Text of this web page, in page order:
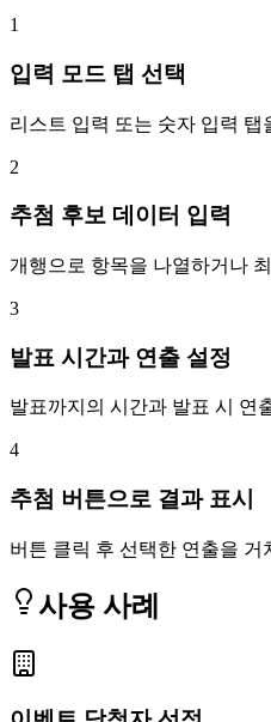
1
입력 모드 탭 선택
리스트 입력 또는 숫자 입력 탭
2
추첨 후보 데이터 입력
개행으로 항목을 나열하거나
3
발표 시간과 연출 설정
발표까지의 시간과 발표 시 연
4
추첨 버튼으로 결과 표시
버튼 클릭 후 선택한 연출을 거
사용 사례